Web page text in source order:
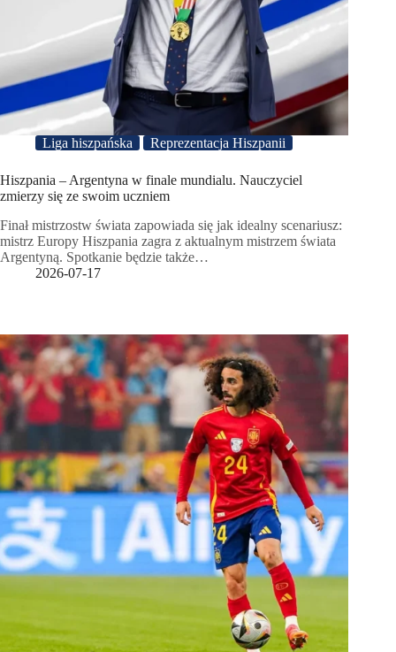
Liga hiszpańska Reprezentacja Hiszpanii
Hiszpania – Argentyna w finale mundialu. Nauczyciel
zmierzy się ze swoim uczniem
Finał mistrzostw świata zapowiada się jak idealny scenariusz:
mistrz Europy Hiszpania zagra z aktualnym mistrzem świata
Argentyną. Spotkanie będzie także…
2026-07-17